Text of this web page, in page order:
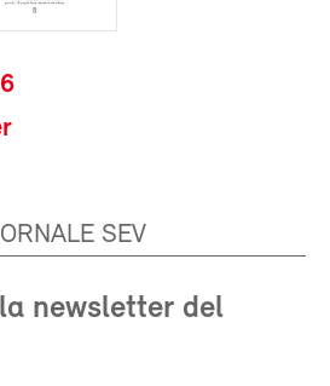
SEV
newsletter del